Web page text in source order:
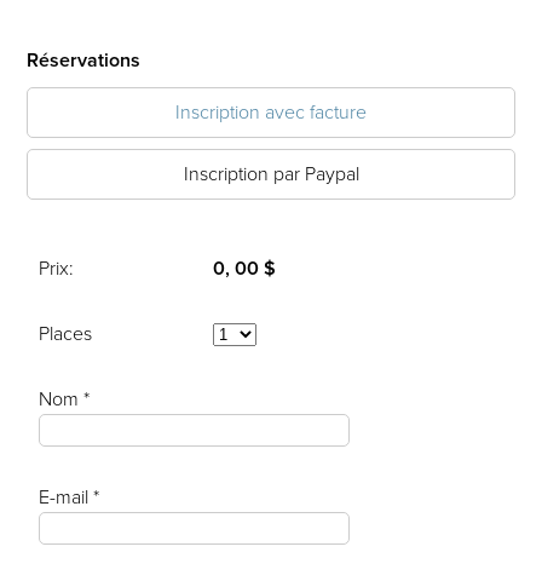
Réservations
Inscription avec facture
Inscription par Paypal
Prix: 0, 00 $
Places
Nom *
E-mail *